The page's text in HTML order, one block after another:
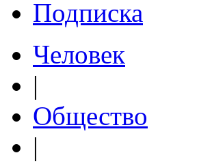
Подписка
Человек
|
Общество
|